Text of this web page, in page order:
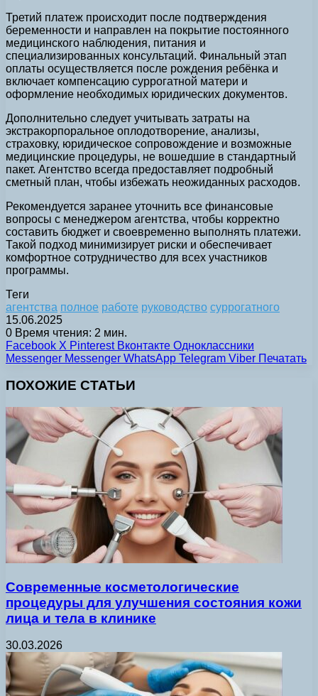
Третий платеж происходит после подтверждения
беременности и направлен на покрытие постоянного
медицинского наблюдения, питания и
специализированных консультаций. Финальный этап
оплаты осуществляется после рождения ребёнка и
включает компенсацию суррогатной матери и
оформление необходимых юридических документов.
Дополнительно следует учитывать затраты на
экстракорпоральное оплодотворение, анализы,
страховку, юридическое сопровождение и возможные
медицинские процедуры, не вошедшие в стандартный
пакет. Агентство всегда предоставляет подробный
сметный план, чтобы избежать неожиданных расходов.
Рекомендуется заранее уточнить все финансовые
вопросы с менеджером агентства, чтобы корректно
составить бюджет и своевременно выполнять платежи.
Такой подход минимизирует риски и обеспечивает
комфортное сотрудничество для всех участников
программы.
Теги
агентства полное работе руководство суррогатного
15.06.2025
0 Время чтения: 2 мин.
Facebook X Pinterest Вконтакте Одноклассники
Messenger Messenger WhatsApp Telegram Viber Печатать
ПОХОЖИЕ СТАТЬИ
Современные косметологические
процедуры для улучшения состояния кожи
лица и тела в клинике
30.03.2026